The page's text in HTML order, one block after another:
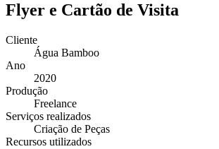
Flyer e Cartão de Visita
Cliente
Água Bamboo
Ano
2020
Produção
Freelance
Serviços realizados
Criação de Peças
Recursos utilizados